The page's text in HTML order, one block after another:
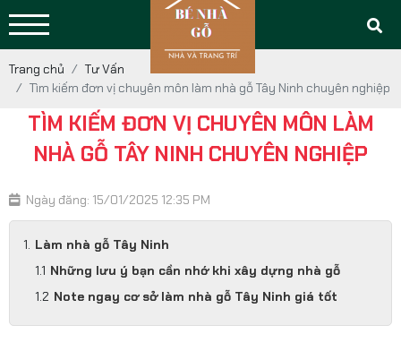
Trang chủ
Tư Vấn
Tìm kiếm đơn vị chuyên môn làm nhà gỗ Tây Ninh chuyên nghiệp
TÌM KIẾM ĐƠN VỊ CHUYÊN MÔN LÀM
NHÀ GỖ TÂY NINH CHUYÊN NGHIỆP
Ngày đăng: 15/01/2025 12:35 PM
Làm nhà gỗ Tây Ninh
Những lưu ý bạn cần nhớ khi xây dựng nhà gỗ
Note ngay cơ sở làm nhà gỗ Tây Ninh giá tốt